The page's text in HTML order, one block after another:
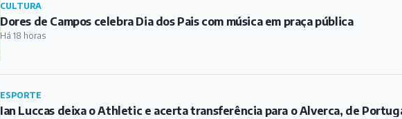
CULTURA
Dores de Campos celebra Dia dos Pais com música em praça pública
Há 18 horas
ESPORTE
Ian Luccas deixa o Athletic e acerta transferência para o Alverca, de